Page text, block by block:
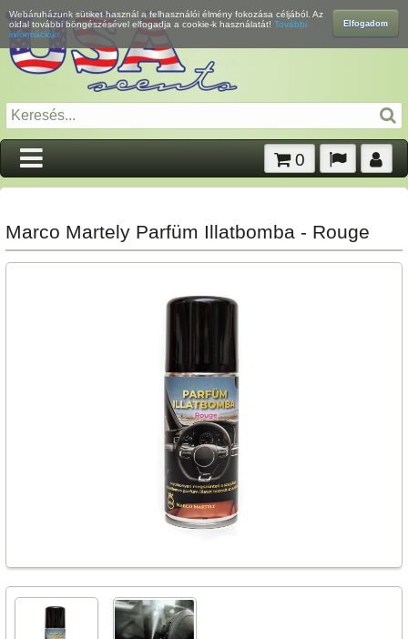
Elfogadom
Webáruházunk sütiket használ a felhasználói élmény fokozása céljából. Az
oldal további böngészésével elfogadja a cookie-k használatát! További
információk...
0
Marco Martely Parfüm Illatbomba - Rouge